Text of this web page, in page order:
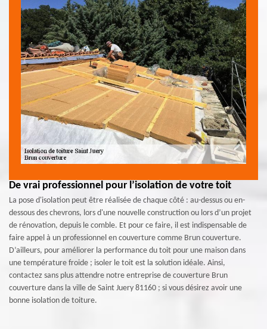
De vrai professionnel pour l’isolation de votre toit
La pose d'isolation peut être réalisée de chaque côté : au-dessus ou en-
dessous des chevrons, lors d'une nouvelle construction ou lors d’un projet
de rénovation, depuis le comble. Et pour ce faire, il est indispensable de
faire appel à un professionnel en couverture comme Brun couverture.
D’ailleurs, pour améliorer la performance du toit pour une maison dans
une température froide ; isoler le toit est la solution idéale. Ainsi,
contactez sans plus attendre notre entreprise de couverture Brun
couverture dans la ville de Saint Juery 81160 ; si vous désirez avoir une
bonne isolation de toiture.